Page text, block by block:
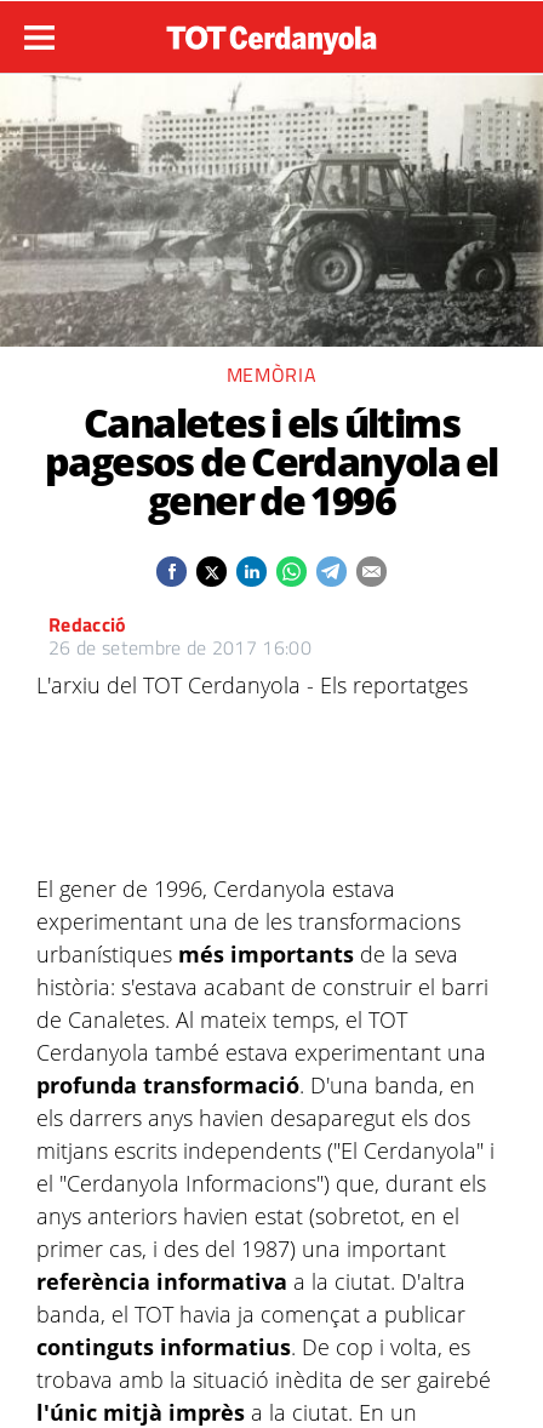
MEMÒRIA
Canaletes i els últims
pagesos de Cerdanyola el
gener de 1996
Redacció
26 de setembre de 2017 16:00
L'arxiu del TOT Cerdanyola - Els reportatges
El gener de 1996, Cerdanyola estava
experimentant una de les transformacions
urbanístiques més importants de la seva
història: s'estava acabant de construir el barri
de Canaletes. Al mateix temps, el TOT
Cerdanyola també estava experimentant una
profunda transformació. D'una banda, en
els darrers anys havien desaparegut els dos
mitjans escrits independents ("El Cerdanyola" i
el "Cerdanyola Informacions") que, durant els
anys anteriors havien estat (sobretot, en el
primer cas, i des del 1987) una important
referència informativa a la ciutat. D'altra
banda, el TOT havia ja començat a publicar
continguts informatius. De cop i volta, es
trobava amb la situació inèdita de ser gairebé
l'únic mitjà imprès a la ciutat. En un